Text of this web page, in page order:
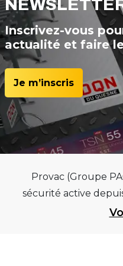
Inscrivez-vous
actualité et faire
Je m’inscris
Provac (Groupe
sécurité active
équipements